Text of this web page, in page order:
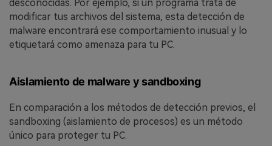
desconocidas. Por ejemplo, si un programa trata de
modificar tus archivos del sistema, esta detección de
malware encontrará ese comportamiento inusual y lo
etiquetará como amenaza para tu PC.
Aislamiento de malware y sandboxing
En comparación a los métodos de detección previos, el
sandboxing (aislamiento de procesos) es un método
único para proteger tu PC.